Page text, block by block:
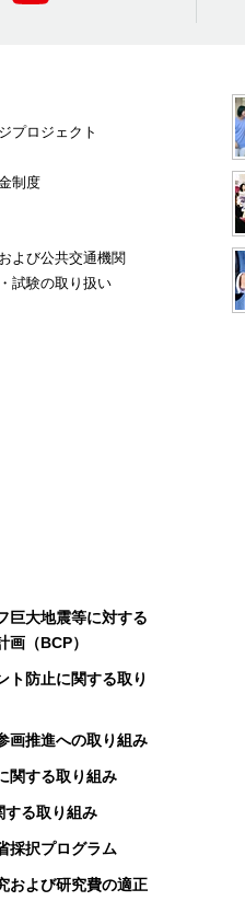
プロジェクト
制度
よび公共交通機関
試験の取り扱い
巨大地震等に対する
画（BCP）
ト防止に関する取り
画推進への取り組み
関する取り組み
する取り組み
採択プログラム
および研究費の適正